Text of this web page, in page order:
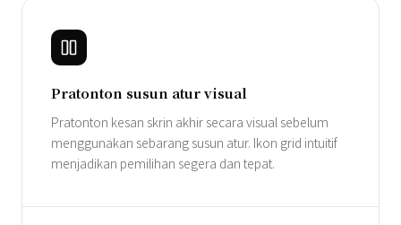
Pratonton susun atur visual
Pratonton kesan skrin akhir secara visual sebelum
menggunakan sebarang susun atur. Ikon grid intuitif
menjadikan pemilihan segera dan tepat.